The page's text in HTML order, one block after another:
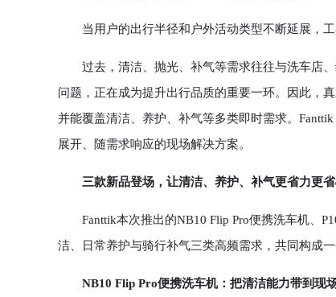
当用户的出行半径和户外活动类型不断延展，工
过去，清洁、抛光、补气等需求往往与洗车店、
问题，正在成为提升出行品质的重要一环。因此，
并能覆盖清洁、养护、补气等多类即时需求。
展开、随需求响应的现场解决方案。
三款新品登场，让清洁、养护、补气更省力更
Fanttik本次推出的NB10 Flip Pro便携洗车机、
洁、日常养护与骑行补气三类高频需求，共同构成
NB10 Flip Pro便携洗车机：把清洁能力带到现